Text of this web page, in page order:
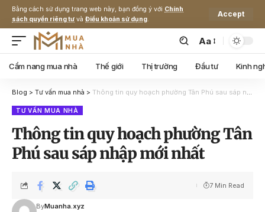
Bằng cách sử dụng trang web này, bạn đồng ý với Chính
sách quyền riêng tư và Điều khoản sử dụng.
Accept
Aa
Cẩm nang mua nhà Thế giới Thị trường Đầu tư Kinh
Blog > Tư vấn mua nhà > Thông tin quy hoạch phường Tân Phú sau sáp nhập mới nhất
TƯ VẤN MUA NHÀ
Thông tin quy hoạch phường Tân
Phú sau sáp nhập mới nhất
ByMuanha.xyz
7 Min Read